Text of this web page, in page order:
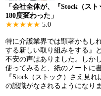
「会社全体が、『Stock（ス
180度変わった」
★★★★★ 5.0
特に介護業界では顕著かもし
する新しい取り組みをする』
不安の声はありました。しか
使ってみると、紙のノートに
『Stock（ストック）さえ見
の認識がなされるようになりま